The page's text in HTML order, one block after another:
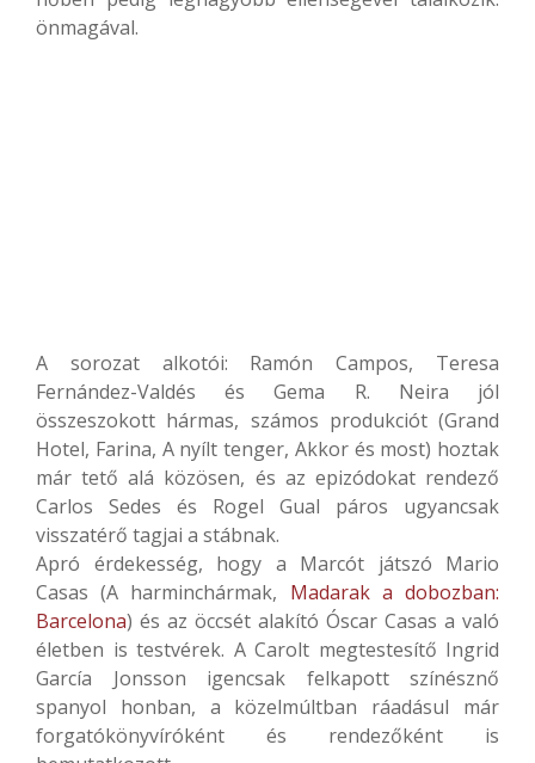
önmagával.
A sorozat alkotói: Ramón Campos, Teresa
Fernández-Valdés és Gema R. Neira jól
összeszokott hármas, számos produkciót (Grand
Hotel, Farina, A nyílt tenger, Akkor és most) hoztak
már tető alá közösen, és az epizódokat rendező
Carlos Sedes és Rogel Gual páros ugyancsak
visszatérő tagjai a stábnak.
Apró érdekesség, hogy a Marcót játszó Mario
Casas (A harminchármak, Madarak a dobozban:
Barcelona) és az öccsét alakító Óscar Casas a való
életben is testvérek. A Carolt megtestesítő Ingrid
García Jonsson igencsak felkapott színésznő
spanyol honban, a közelmúltban ráadásul már
forgatókönyvíróként és rendezőként is